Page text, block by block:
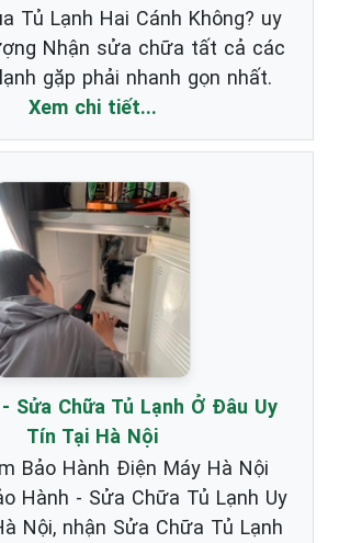
Tủ Lạnh Hai Cánh Không? uy
Nhận sửa chữa tất cả các
gặp phải nhanh gọn nhất.
Xem chi tiết...
Sửa Chữa Tủ Lạnh Ở Đâu Uy
Tín Tại Hà Nội
Bảo Hành Điện Máy Hà Nội
Hành - Sửa Chữa Tủ Lạnh Uy
Nội, nhận Sửa Chữa Tủ Lạnh